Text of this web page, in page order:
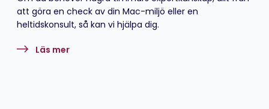
att göra en check av din Mac-miljö eller en
heltidskonsult, så kan vi hjälpa dig.
Läs mer